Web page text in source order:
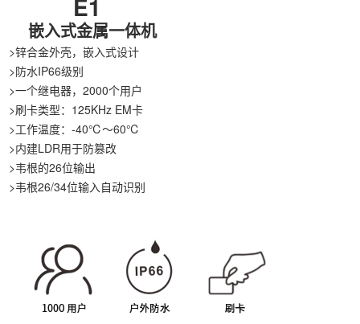
E1
嵌入式金属一体机
>锌合金外壳，嵌入式设计
>防水IP66级别
>一个继电器，2000个用户
>刷卡类型：125KHz EM卡
>工作温度：-40℃～60℃
>内建LDR用于防篡改
>韦根的26位输出
>韦根26/34位输入自动识别